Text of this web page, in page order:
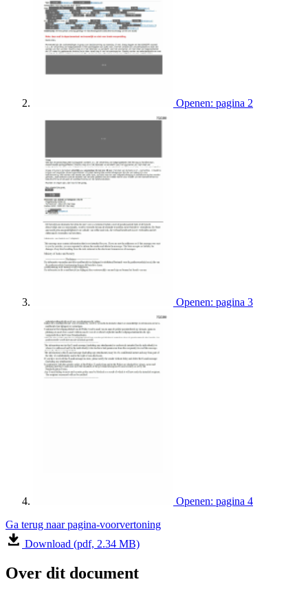
Openen: pagina 2
Openen: pagina 3
Openen: pagina 4
Ga terug naar pagina-voorvertoning
Download (pdf, 2.34 MB)
Over dit document